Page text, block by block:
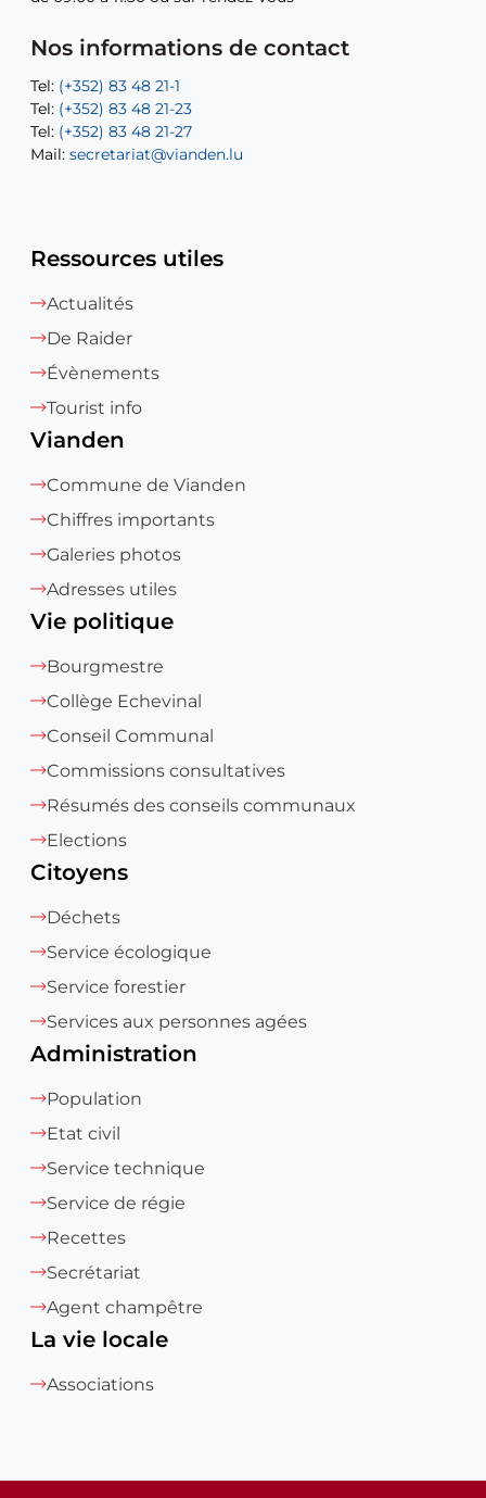
Nos informations de contact
Tel: (+352) 83 48 21-1
Tel: (+352) 83 48 21-23
Tel: (+352) 83 48 21-27
Mail: secretariat@vianden.lu
Tel: (+352) 83 48 21-20
Tel: (+352) 83 48 21-22
Mail:sofia.carvalho@vianden.lu
Mail: diane.storn@vianden.lu
Mail:recette@vianden.lu
Tel:(+352) 83 48 21-31
Tel:Permanence (Fuite d’eau) : 83 48 21 61
Ressources utiles
Actualités
De Raider
Évènements
Tourist info
Vianden
Commune de Vianden
Chiffres importants
Galeries photos
Adresses utiles
Vie politique
Bourgmestre
Collège Echevinal
Conseil Communal
Commissions consultatives
Résumés des conseils communaux
Elections
Citoyens
Déchets
Service écologique
Service forestier
Services aux personnes agées
Administration
Population
Etat civil
Service technique
Service de régie
Recettes
Secrétariat
Agent champêtre
La vie locale
Associations